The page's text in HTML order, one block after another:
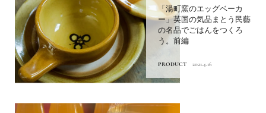
「湯町窯のエッグベーカ
ー」英国の気品まとう民藝
の名品でごはんをつくろ
う。前編
PRODUCT 2021.4.16